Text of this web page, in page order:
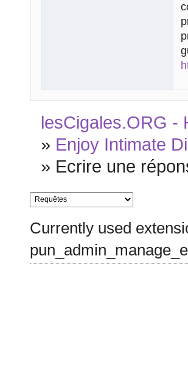
lesCigales.ORG -
» Enjoy Intimate
» Ecrire une
Currently used